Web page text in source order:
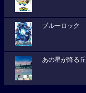
ブルーロック
あの星が降る